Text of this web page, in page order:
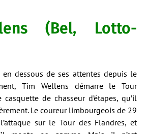
(Bel, Lotto-
en dessous de ses attentes depuis le
Tim Wellens démarre le Tour
casquette de chasseur d’étapes, qu’il
Le coureur limbourgeois de 29
sur le Tour des Flandres, et